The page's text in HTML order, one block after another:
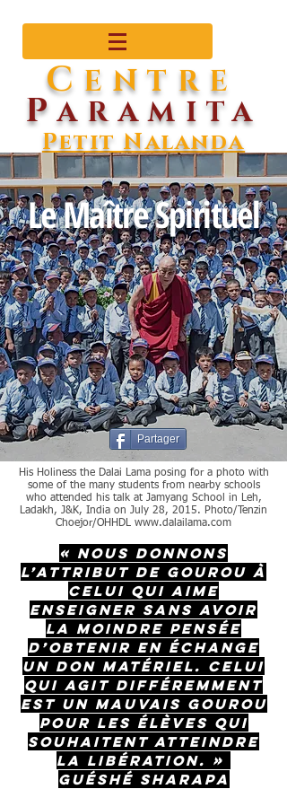
C ENTRE
PARAMITA
Petit Nalanda
Le Maître Spirituel
Partager
His Holiness the Dalai Lama posing for a photo with
some of the many students from nearby schools
who attended his talk at Jamyang School in Leh,
Ladakh, J&K, India on July 28, 2015. Photo/Tenzin
Choejor/OHHDL www.dalailama.com
« Nous donnons
l’attribut de gourou à
celui qui aime
enseigner sans avoir
la moindre pensée
d’obtenir en échange
un don matériel. Celui
qui agit différemment
est un mauvais gourou
pour les élèves qui
souhaitent atteindre
la libération. »
Guéshé Sharapa